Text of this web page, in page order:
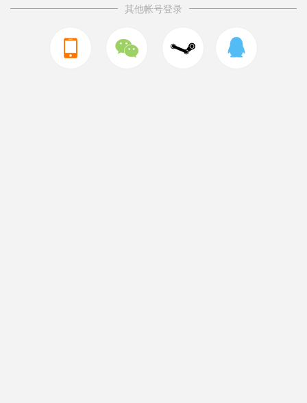
其他帐号登录
  